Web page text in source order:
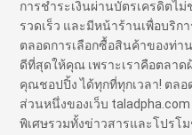
การชำระเงินผ่านบัตรเครดิตไ
รวดเร็ว และมีหน้าร้านเพื่อบริ
ตลอดการเลือกซื้อสินค้าของท่า
ดีที่สุดให้คุณ เพราะเราคือตลา
คุณชอปปิ้ง ได้ทุกที่ทุกเวลา! ตลอ
ส่วนหนึ่งของเว็บ
พิเศษรวมทั้งข่าวสารและโปรโ